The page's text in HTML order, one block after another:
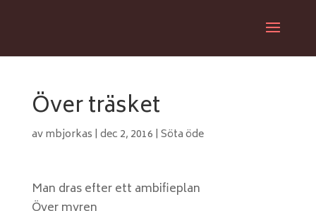
Över träsket
avmbjorkas | dec 2, 2016 | Söta öde
Man dras efter ett ambifieplan